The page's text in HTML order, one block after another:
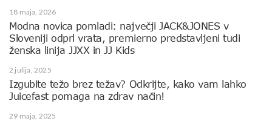
18 maja, 2026
Modna novica pomladi: največji JACK&JONES v
Sloveniji odprl vrata, premierno predstavljeni tudi
ženska linija JJXX in JJ Kids
2 julija, 2025
Izgubite težo brez težav? Odkrijte, kako vam lahko
Juicefast pomaga na zdrav način!
29 maja, 2025